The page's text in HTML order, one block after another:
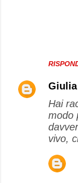
Hai
modo
vivo,